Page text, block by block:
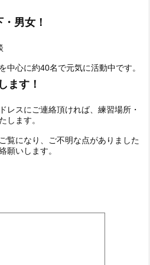
男女！
中心に約40名で元気に活動中です。
ます！
レスにご連絡頂ければ、練習場所・
します。
覧になり、ご不明な点がありました
願いします。